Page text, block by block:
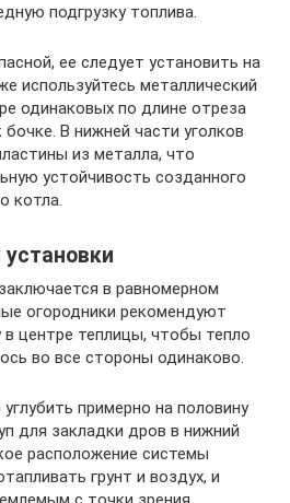
подгрузку топлива.
ее следует установить на
используйтесь металлический
одинаковых по длине отреза
бочке. В нижней части уголков
из металла, что
устойчивость созданного
котла.
в равномерном
огородники рекомендуют
в центре теплицы, чтобы тепло
во все стороны одинаково.
примерно на половину
для закладки дров в нижний
расположение системы
грунт и воздух, и